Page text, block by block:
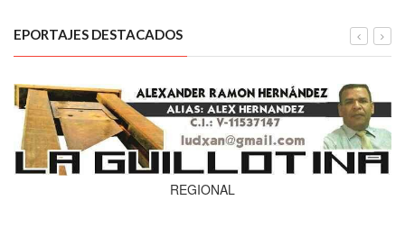
EPORTAJES DESTACADOS
REGIONAL